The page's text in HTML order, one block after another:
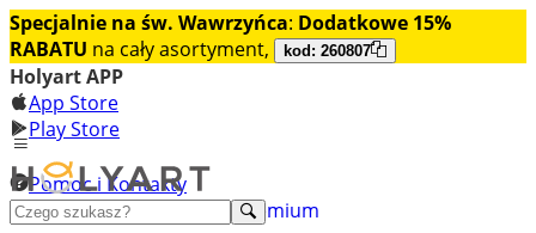
Specjalnie na św. Wawrzyńca: Dodatkowe 15%
RABATU na cały asortyment, kod: 260807
Holyart APP
App Store
Play Store
Pomoc i Kontakty
+48 222 922 860
Odkryj premium